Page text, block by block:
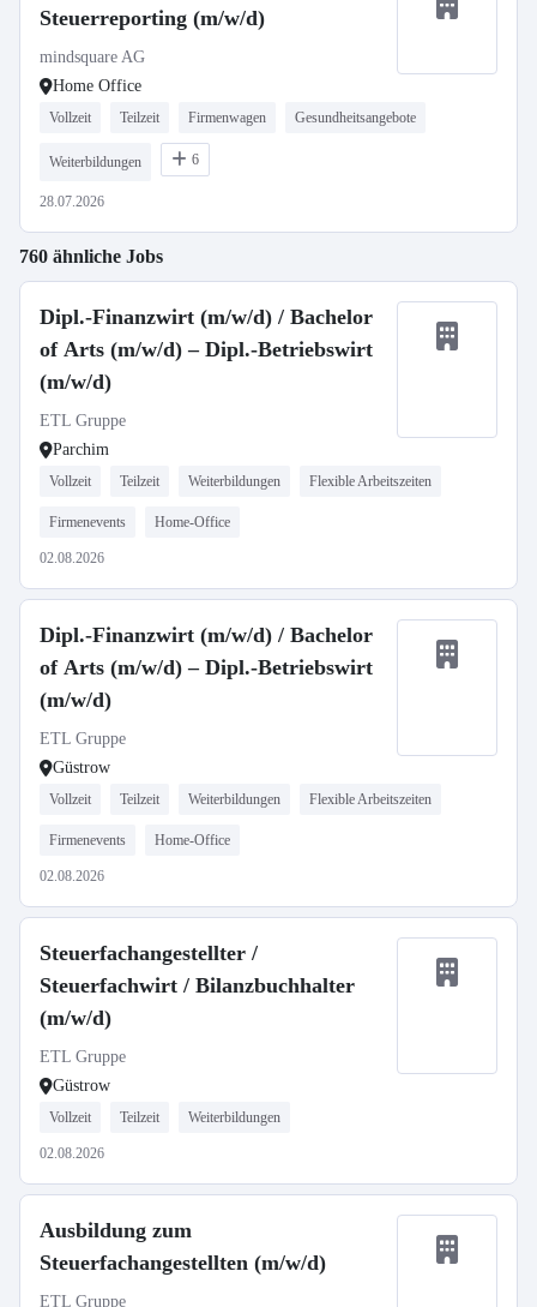
Steuerreporting (m/w/d)
mindsquare AG
Home Office
Vollzeit Teilzeit Firmenwagen Gesundheitsangebote
Weiterbildungen 6
28.07.2026
760 ähnliche Jobs
Dipl.-Finanzwirt (m/w/d) / Bachelor
of Arts (m/w/d) – Dipl.-Betriebswirt
(m/w/d)
ETL Gruppe
Parchim
Vollzeit Teilzeit Weiterbildungen Flexible Arbeitszeiten
Firmenevents Home-Office
02.08.2026
Dipl.-Finanzwirt (m/w/d) / Bachelor
of Arts (m/w/d) – Dipl.-Betriebswirt
(m/w/d)
ETL Gruppe
Güstrow
Vollzeit Teilzeit Weiterbildungen Flexible Arbeitszeiten
Firmenevents Home-Office
02.08.2026
Steuerfachangestellter /
Steuerfachwirt / Bilanzbuchhalter
(m/w/d)
ETL Gruppe
Güstrow
Vollzeit Teilzeit Weiterbildungen
02.08.2026
Ausbildung zum
Steuerfachangestellten (m/w/d)
ETL Gruppe